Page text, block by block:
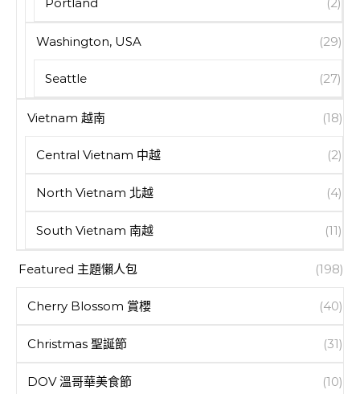
Washington, USA (29)
Seattle (27)
Vietnam 越南 (18)
Central Vietnam 中越 (2)
North Vietnam 北越 (4)
South Vietnam 南越 (11)
Featured 主題懶人包 (198)
Cherry Blossom 賞櫻 (40)
Christmas 聖誕節 (31)
DOV 溫哥華美食節 (10)